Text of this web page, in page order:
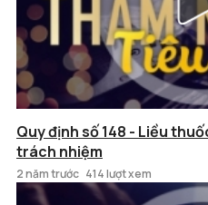
Quy định số 148 - Liều
trách nhiệm
2 năm trước 414 lượt xem